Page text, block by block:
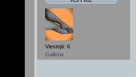
Viestejä: 6
Galleria